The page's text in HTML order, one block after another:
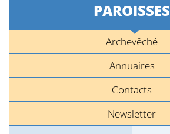
PAROISSES
Archevêché
Annuaires
Contacts
Newsletter